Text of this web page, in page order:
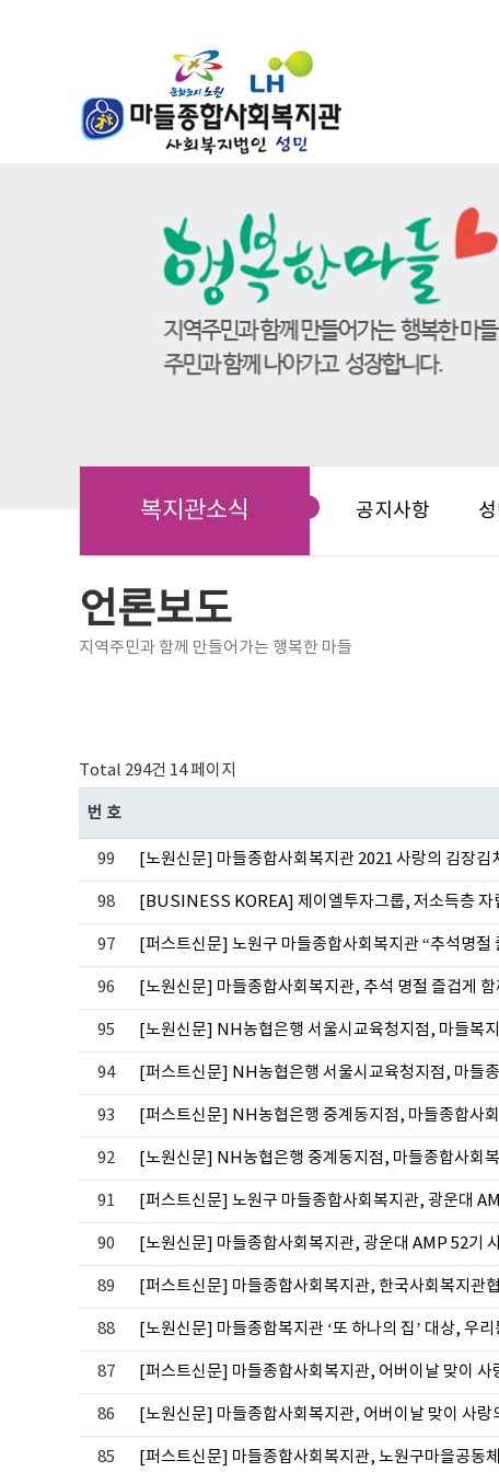
복지관소식 공지사항
언론보도
지역주민과 함께 만들어가는 행복한 마들
Total 294건 14 페이지
번호
99 [노원신문] 마들종합사회복지관 2021 사랑의 김장김
98 [BUSINESS KOREA] 제이엘투자그룹, 저소득층 자
97 [퍼스트신문] 노원구 마들종합사회복지관 “추석명
96 [노원신문] 마들종합사회복지관, 추석 명절 즐겁게
95 [노원신문] NH농협은행 서울시교육청지점, 마들복
94 [퍼스트신문] NH농협은행 서울시교육청지점, 마들
93 [퍼스트신문] NH농협은행 중계동지점, 마들종합사
92 [노원신문] NH농협은행 중계동지점, 마들종합사회
91 [퍼스트신문] 노원구 마들종합사회복지관, 광운대
90 [노원신문] 마들종합사회복지관, 광운대 AMP 52기
89 [퍼스트신문] 마들종합사회복지관, 한국사회복지관
88 [노원신문] 마들종합복지관 ‘또 하나의 집’ 대상, 우
87 [퍼스트신문] 마들종합사회복지관, 어버이날 맞이 사
86 [노원신문] 마들종합사회복지관, 어버이날 맞이 사랑
85 [퍼스트신문] 마들종합사회복지관, 노원구마을공동